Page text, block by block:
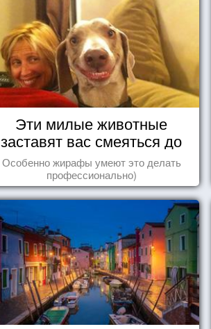
Эти милые животные
заставят вас смеяться до
упаду!
Особенно жирафы умеют это делать
профессионально)